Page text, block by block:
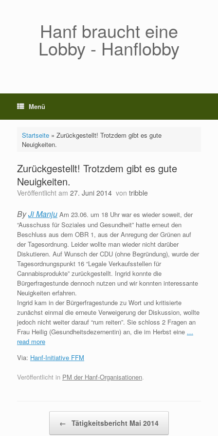
Hanf braucht eine
Lobby - Hanflobby
Menü
Startseite» Zurückgestellt! Trotzdem gibt es gute
Neuigkeiten.
Zurückgestellt! Trotzdem gibt es gute
Neuigkeiten.
Veröffentlicht am 27. Juni 2014 von tribble
ByJi Manju Am 23.06. um 18 Uhr war es wieder soweit, der
“Ausschuss für Soziales und Gesundheit” hatte erneut den
Beschluss aus dem OBR 1, aus der Anregung der Grünen auf
der Tagesordnung. Leider wollte man wieder nicht darüber
Diskutieren. Auf Wunsch der CDU (ohne Begründung), wurde der
Tagesordnungspunkt 16 “Legale Verkaufsstellen für
Cannabisprodukte” zurückgestellt. Ingrid konnte die
Bürgerfragestunde dennoch nutzen und wir konnten interessante
Neuigkeiten erfahren.
Ingrid kam in der Bürgerfragestunde zu Wort und kritisierte
zunächst einmal die erneute Verweigerung der Diskussion, wollte
jedoch nicht weiter darauf “rum reiten”. Sie schloss 2 Fragen an
Frau Heilig (Gesundheitsdezernentin) an, die im Herbst eine …
read more
Via: Hanf-Initiative FFM
Veröffentlicht in PM der Hanf-Organisationen.
← Tätigkeitsbericht Mai 2014